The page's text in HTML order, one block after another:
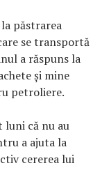
păstrarea
se transportă
a răspuns la
și mine
petroliere.
luni că nu au
a ajuta la
cererea lui